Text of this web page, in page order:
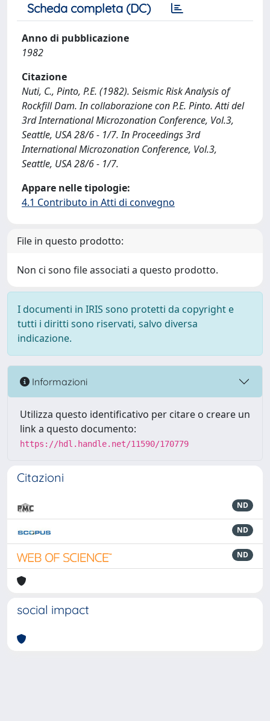
Scheda completa (DC)
Anno di pubblicazione
1982
Citazione
Nuti, C., Pinto, P.E. (1982). Seismic Risk Analysis of
Rockfill Dam. In collaborazione con P.E. Pinto. Atti del
3rd International Microzonation Conference, Vol.3,
Seattle, USA 28/6 - 1/7. In Proceedings 3rd
International Microzonation Conference, Vol.3,
Seattle, USA 28/6 - 1/7.
Appare nelle tipologie:
4.1 Contributo in Atti di convegno
File in questo prodotto:
Non ci sono file associati a questo prodotto.
I documenti in IRIS sono protetti da copyright e
tutti i diritti sono riservati, salvo diversa
indicazione.
Informazioni
Utilizza questo identificativo per citare o creare un
link a questo documento:
https://hdl.handle.net/11590/170779
Citazioni
ND
ND
ND
social impact